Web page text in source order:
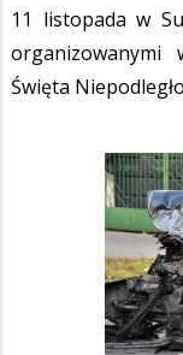
11 listopada w
organizowanymi
Święta